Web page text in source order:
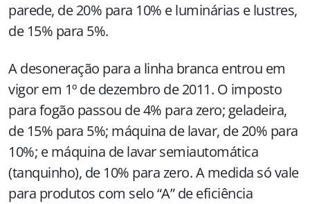
parede, de 20% para 10% e luminárias e lustres,
de 15% para 5%.
A desoneração para a linha branca entrou em
vigor em 1º de dezembro de 2011. O imposto
para fogão passou de 4% para zero; geladeira,
de 15% para 5%; máquina de lavar, de 20% para
10%; e máquina de lavar semiautomática
(tanquinho), de 10% para zero. A medida só vale
para produtos com selo “A” de eficiência